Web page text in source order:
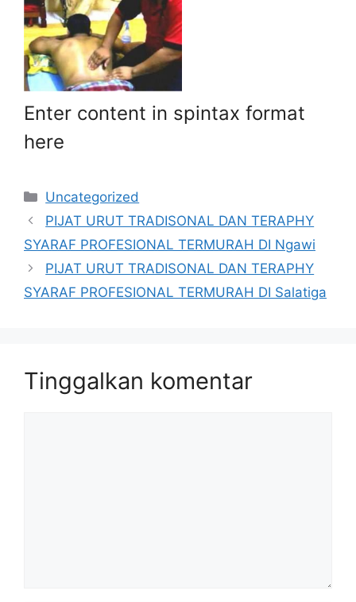
Enter content in spintax format
here
Kategori
Uncategorized
PIJAT URUT TRADISONAL DAN TERAPHY
SYARAF PROFESIONAL TERMURAH DI Ngawi
PIJAT URUT TRADISONAL DAN TERAPHY
SYARAF PROFESIONAL TERMURAH DI Salatiga
Tinggalkan komentar